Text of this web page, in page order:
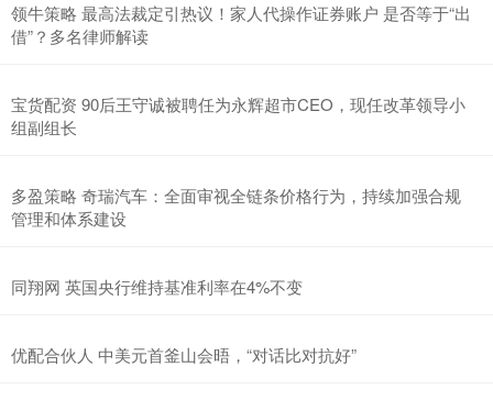
领牛策略 最高法裁定引热议！家人代操作证券账户 是否等于“出
借”？多名律师解读
宝货配资 90后王守诚被聘任为永辉超市CEO，现任改革领导小
组副组长
多盈策略 奇瑞汽车：全面审视全链条价格行为，持续加强合规
管理和体系建设
同翔网 英国央行维持基准利率在4%不变
优配合伙人 中美元首釜山会晤，“对话比对抗好”